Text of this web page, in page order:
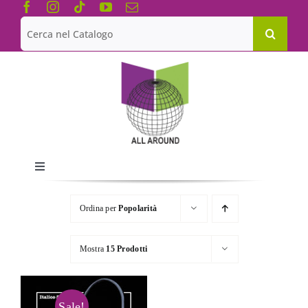
Salta
contenuto
Cerca
per:
Toggle
Navigation
Chi siamo
Le Collane
Catalogo
Ordina perPopolarità
Mostra 15 Prodotti